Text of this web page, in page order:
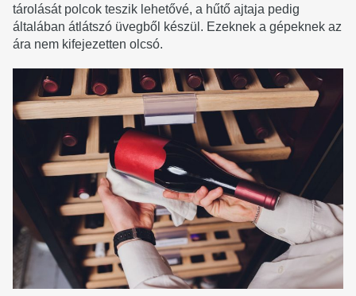
tárolását polcok teszik lehetővé, a hűtő ajtaja pedig
általában átlátszó üvegből készül. Ezeknek a gépeknek az
ára nem kifejezetten olcsó.